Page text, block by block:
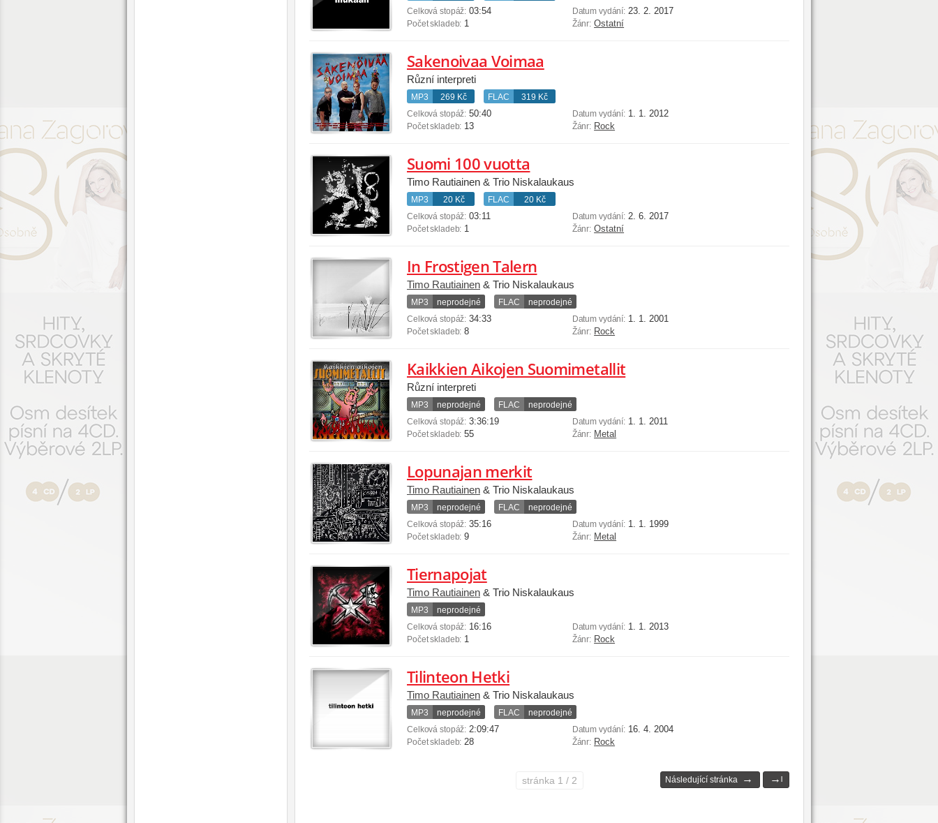
Celková stopáž: 03:54
Počet skladeb: 1
Datum vydání: 23. 2. 2017
Žánr: Ostatní
Sakenoivaa Voimaa
Různí interpreti
MP3 269 Kč FLAC
319 Kč
Celková stopáž: 50:40
Počet skladeb: 13
Datum vydání: 1. 1. 2012
Žánr: Rock
Suomi 100 vuotta
Timo Rautiainen & Trio Niskalaukaus
MP3 20 Kč FLAC
20 Kč
Celková stopáž: 03:11
Počet skladeb: 1
Datum vydání: 2. 6. 2017
Žánr: Ostatní
In Frostigen Talern
Timo Rautiainen & Trio Niskalaukaus
MP3 neprodejné FLAC
neprodejné
Celková stopáž: 34:33
Počet skladeb: 8
Datum vydání: 1. 1. 2001
Žánr: Rock
Kaikkien Aikojen Suomimetallit
Různí interpreti
MP3 neprodejné FLAC
neprodejné
Celková stopáž: 3:36:19
Počet skladeb: 55
Datum vydání: 1. 1. 2011
Žánr: Metal
Lopunajan merkit
Timo Rautiainen & Trio Niskalaukaus
MP3 neprodejné FLAC
neprodejné
Celková stopáž: 35:16
Počet skladeb: 9
Datum vydání: 1. 1. 1999
Žánr: Metal
Tiernapojat
Timo Rautiainen & Trio Niskalaukaus
MP3
neprodejné
Celková stopáž: 16:16
Počet skladeb: 1
Datum vydání: 1. 1. 2013
Žánr: Rock
Tilinteon Hetki
Timo Rautiainen & Trio Niskalaukaus
MP3 neprodejné FLAC
neprodejné
Celková stopáž: 2:09:47
Počet skladeb: 28
Datum vydání: 16. 4. 2004
Žánr: Rock
stránka 1 / 2 Následující stránka → →